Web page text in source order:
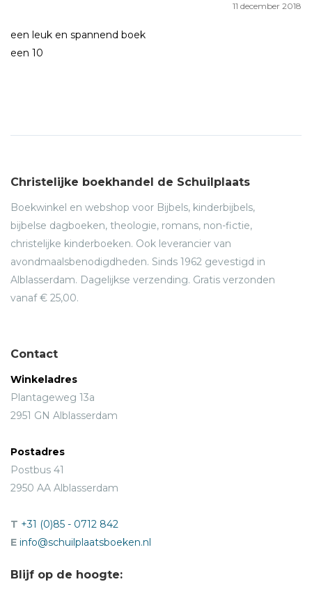
11 december 2018
een leuk en spannend boek
een 10
Christelijke boekhandel de Schuilplaats
Boekwinkel en webshop voor Bijbels, kinderbijbels,
bijbelse dagboeken, theologie, romans, non-fictie,
christelijke kinderboeken. Ook leverancier van
avondmaalsbenodigdheden. Sinds 1962 gevestigd in
Alblasserdam. Dagelijkse verzending. Gratis verzonden
vanaf € 25,00.
Contact
Winkeladres
Plantageweg 13a
2951 GN Alblasserdam
Postadres
Postbus 41
2950 AA Alblasserdam
T +31 (0)85 - 0712 842
E info@schuilplaatsboeken.nl
Blijf op de hoogte: